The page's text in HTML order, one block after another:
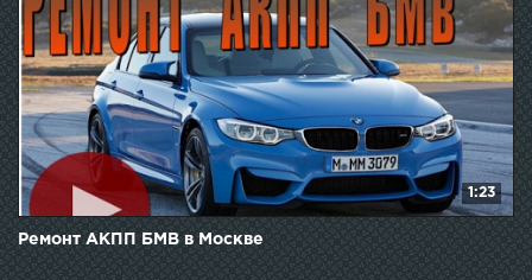
1:23
Ремонт АКПП БМВ в Москве